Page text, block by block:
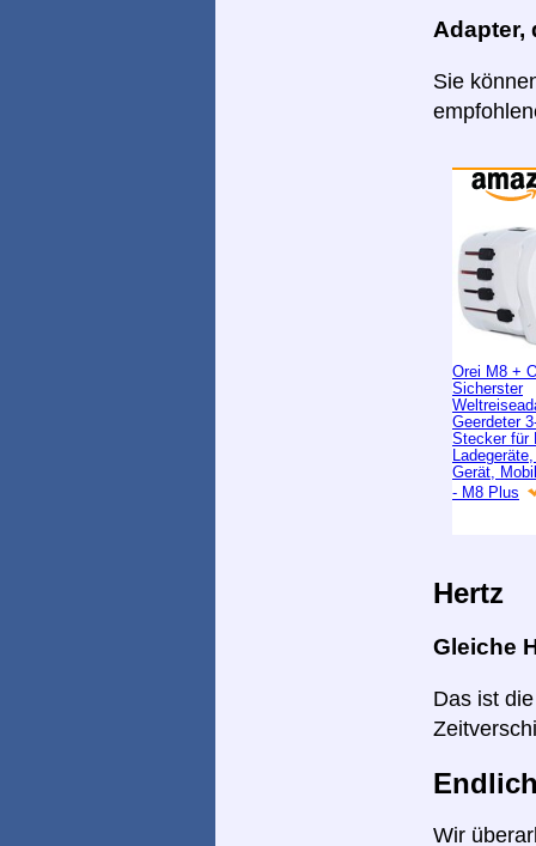
Adapter,
Sie
Orei M8 +
Sicherster
Geerdeter
Stecker für
Gerät,
- M8 Plus
Hertz
Gleiche
Das ist
Wir